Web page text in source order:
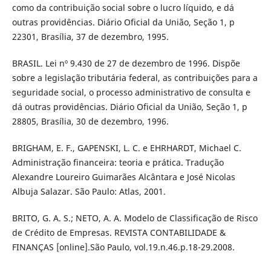
como da contribuição social sobre o lucro líquido, e dá
outras providências. Diário Oficial da União, Seção 1, p
22301, Brasília, 37 de dezembro, 1995.
BRASIL. Lei nº 9.430 de 27 de dezembro de 1996. Dispõe
sobre a legislação tributária federal, as contribuições para a
seguridade social, o processo administrativo de consulta e
dá outras providências. Diário Oficial da União, Seção 1, p
28805, Brasília, 30 de dezembro, 1996.
BRIGHAM, E. F., GAPENSKI, L. C. e EHRHARDT, Michael C.
Administração financeira: teoria e prática. Tradução
Alexandre Loureiro Guimarães Alcântara e José Nicolas
Albuja Salazar. São Paulo: Atlas, 2001.
BRITO, G. A. S.; NETO, A. A. Modelo de Classificação de Risco
de Crédito de Empresas. REVISTA CONTABILIDADE &
FINANÇAS [online].São Paulo, vol.19.n.46.p.18-29.2008.